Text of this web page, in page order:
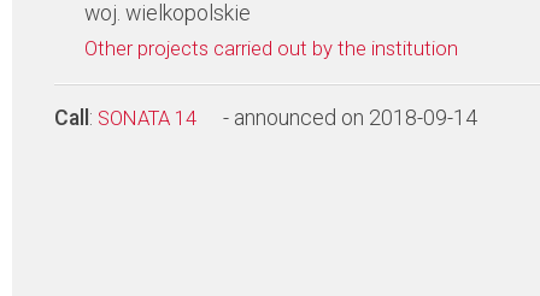
woj. wielkopolskie
Other projects carried out by the institution
Call : SONATA 14 - announced on 2018-09-14